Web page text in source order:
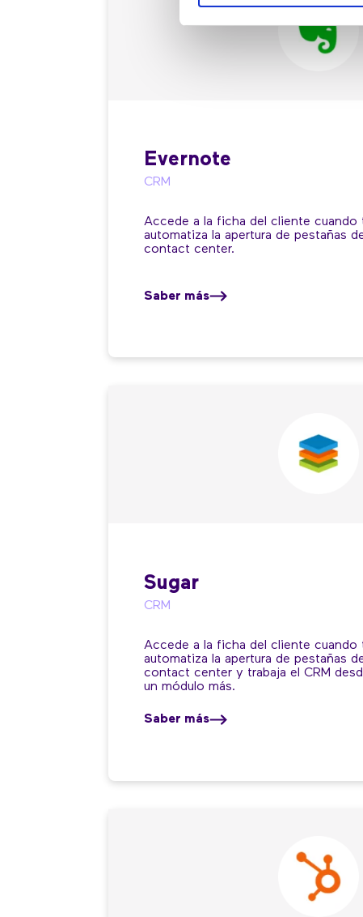
Evernote
CRM
Accede a la ficha del cliente cuando
automatiza la apertura de pestañas
contact center.
Saber más
Sugar
CRM
Accede a la ficha del cliente cuando
automatiza la apertura de pestañas
contact center y trabaja el CRM
un módulo más.
Saber más